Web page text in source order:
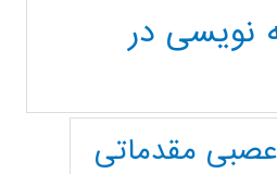
نویسی در
مقدماتی